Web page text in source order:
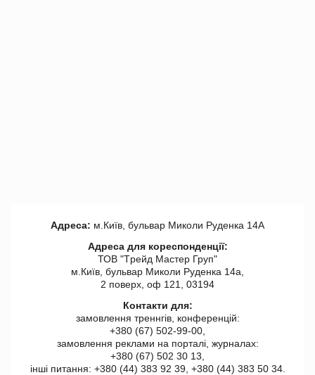
Адреса: м.Київ, бульвар Миколи Руденка 14А
Адреса для кореспонденції:
ТОВ "Tрейд Мастер Груп"
м.Київ, бульвар Миколи Руденка 14а,
2 поверх, оф 121, 03194
Контакти для:
замовлення треннгів, конференцій:
+380 (67) 502-99-00,
замовлення реклами на порталі, журналах:
+380 (67) 502 30 13,
інші питання: +380 (44) 383 92 39, +380 (44) 383 50 34.